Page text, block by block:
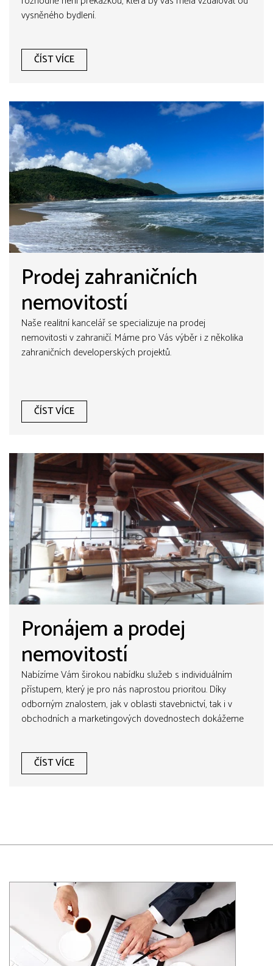
vysněného bydlení.
ČÍST VÍCE
Prodej zahraničních
nemovitostí
Naše realitní kancelář se specializuje na prodej
nemovitosti v zahraničí. Máme pro Vás výběr i z několika
zahraničních developerských projektů.
ČÍST VÍCE
Pronájem a prodej
nemovitostí
Nabízíme Vám širokou nabídku služeb s individuálním
přístupem, který je pro nás naprostou prioritou. Díky
odborným znalostem, jak v oblasti stavebnictví, tak i v
obchodních a marketingových dovednostech dokážeme
velmi výhodně.
ČÍST VÍCE